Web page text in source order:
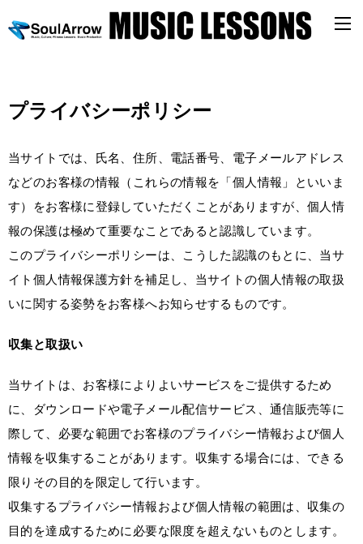
プライバシーポリシー
当サイトでは、氏名、住所、電話番号、電子メールアドレス
などのお客様の情報（これらの情報を「個人情報」といいま
す）をお客様に登録していただくことがありますが、個人情
報の保護は極めて重要なことであると認識しています。
このプライバシーポリシーは、こうした認識のもとに、当サ
イト個人情報保護方針を補足し、当サイトの個人情報の取扱
いに関する姿勢をお客様へお知らせするものです。
収集と取扱い
当サイトは、お客様によりよいサービスをご提供するため
に、ダウンロードや電子メール配信サービス、通信販売等に
際して、必要な範囲でお客様のプライバシー情報および個人
情報を収集することがあります。収集する場合には、できる
限りその目的を限定して行います。
収集するプライバシー情報および個人情報の範囲は、収集の
目的を達成するために必要な限度を超えないものとします。